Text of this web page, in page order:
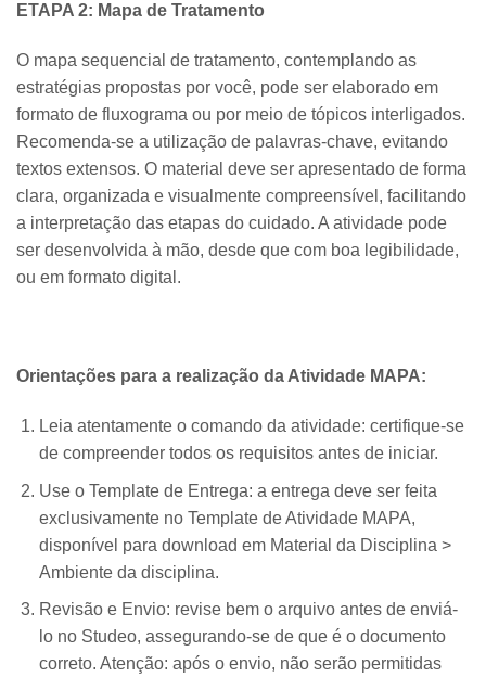
ETAPA 2: Mapa de Tratamento
O mapa sequencial de tratamento, contemplando as
estratégias propostas por você, pode ser elaborado em
formato de fluxograma ou por meio de tópicos interligados.
Recomenda-se a utilização de palavras-chave, evitando
textos extensos. O material deve ser apresentado de forma
clara, organizada e visualmente compreensível, facilitando
a interpretação das etapas do cuidado. A atividade pode
ser desenvolvida à mão, desde que com boa legibilidade,
ou em formato digital.
Orientações para a realização da Atividade MAPA:
Leia atentamente o comando da atividade: certifique-se
de compreender todos os requisitos antes de iniciar.
Use o Template de Entrega: a entrega deve ser feita
exclusivamente no Template de Atividade MAPA,
disponível para download em Material da Disciplina >
Ambiente da disciplina.
Revisão e Envio: revise bem o arquivo antes de enviá-
lo no Studeo, assegurando-se de que é o documento
correto. Atenção: após o envio, não serão permitidas